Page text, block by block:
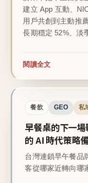
建立 App 互動、
用戶共創到主動推
長期穩定 52%、淡
閱讀全文
餐飲 GEO 私
早餐桌的下一
的 AI 時代策略
台灣連鎖早午餐品
客從哪家近轉向哪